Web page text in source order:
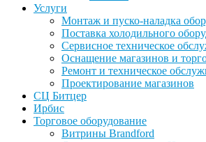
Услуги
Монтаж и пуско-наладка
Поставка холодильного
Сервисное техническое
Оснащение магазинов и
Ремонт и техническое
Проектирование магазинов
СЦ Битцер
Ирбис
Торговое оборудование
Витрины Brandford